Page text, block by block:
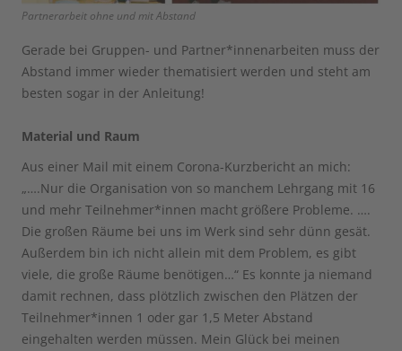
Partnerarbeit ohne und mit Abstand
Gerade bei Gruppen- und Partner*innenarbeiten muss der
Abstand immer wieder thematisiert werden und steht am
besten sogar in der Anleitung!
Material und Raum
Aus einer Mail mit einem Corona-Kurzbericht an mich:
„….Nur die Organisation von so manchem Lehrgang mit 16
und mehr Teilnehmer*innen macht größere Probleme. ….
Die großen Räume bei uns im Werk sind sehr dünn gesät.
Außerdem bin ich nicht allein mit dem Problem, es gibt
viele, die große Räume benötigen…“ Es konnte ja niemand
damit rechnen, dass plötzlich zwischen den Plätzen der
Teilnehmer*innen 1 oder gar 1,5 Meter Abstand
eingehalten werden müssen. Mein Glück bei meinen